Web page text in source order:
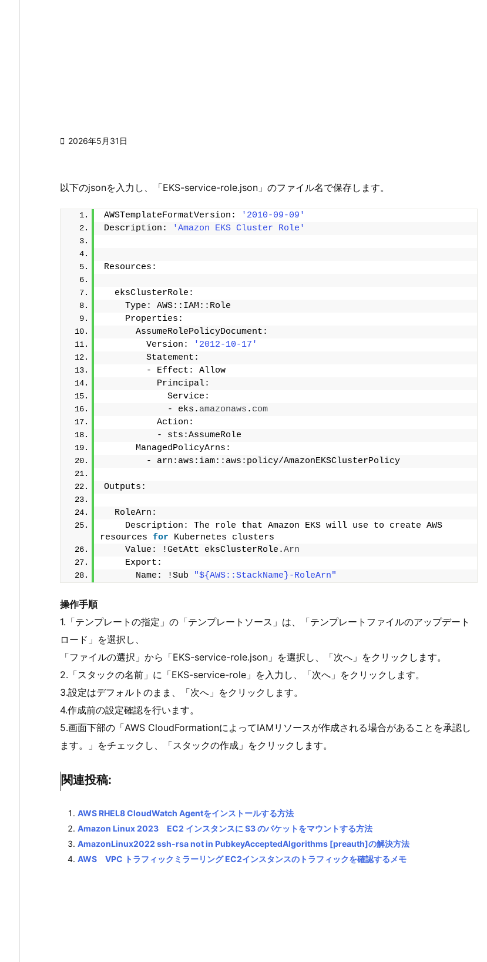
 2026年5月31日
以下のjsonを入力し、「EKS-service-role.json」のファイル名で保存します。
AWSTemplateFormatVersion:
'2010-09-09'
Description:
'Amazon EKS Cluster Role'
Resources:
  eksClusterRole:
    Type: AWS::IAM::Role
    Properties:
      AssumeRolePolicyDocument:
        Version:
'2012-10-17'
        Statement:
        - Effect: Allow
          Principal:
            Service:
            - eks.
amazonaws . com
          Action:
          - sts:AssumeRole
      ManagedPolicyArns:
        - arn:aws:iam::aws:policy/AmazonEKSClusterPolicy
Outputs:
  RoleArn:
    Description: The role that Amazon EKS will use to create AWS
resources for Kubernetes clusters
    Value: !GetAtt eksClusterRole.
Arn
    Export:
      Name: !Sub
"${AWS::StackName}-RoleArn"
操作手順
1.「テンプレートの指定」の「テンプレートソース」は、「テンプレートファイルのアップデート
ロード」を選択し、
「ファイルの選択」から「EKS-service-role.json」を選択し、「次へ」をクリックします。
2.「スタックの名前」に「EKS-service-role」を入力し、「次へ」をクリックします。
3.設定はデフォルトのまま、「次へ」をクリックします。
4.作成前の設定確認を行います。
5.画面下部の「AWS CloudFormationによってIAMリソースが作成される場合があることを承認し
ます。」をチェックし、「スタックの作成」をクリックします。
関連投稿:
AWS RHEL8 CloudWatch Agentをインストールする方法
Amazon Linux 2023 EC2 インスタンスに S3 のバケットをマウントする方法
AmazonLinux2022 ssh-rsa not in PubkeyAcceptedAlgorithms [preauth]の解決方法
AWS VPC トラフィックミラーリング EC2インスタンスのトラフィックを確認するメモ